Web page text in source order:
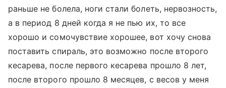
раньше не болела, ноги стали болеть, нервозность,
а в период 8 дней когда я не пью их, то все
хорошо и сомочувствие хорошее, вот хочу снова
поставить спираль, это возможно после второго
кесарева, после первого кесарева прошло 8 лет,
после второго прошло 8 месяцев, с весов у меня